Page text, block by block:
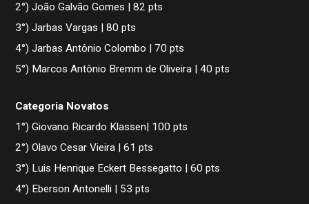
2°) João Galvão Gomes | 82 pts
3°) Jarbas Vargas | 80 pts
4°) Jarbas Antônio Colombo | 70 pts
5°) Marcos Antônio Bremm de Oliveira | 40 pts
Categoria Novatos
1°) Giovano Ricardo Klassen| 100 pts
2°) Olavo Cesar Vieira | 61 pts
3°) Luis Henrique Eckert Bessegatto | 60 pts
4°) Eberson Antonelli | 53 pts